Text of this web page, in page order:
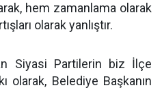
hem zamanlama olarak
olarak yanlıştır.
Siyasi Partilerin biz İlçe
olarak, Belediye Başkanın